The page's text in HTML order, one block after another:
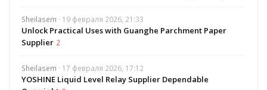
Sheilasem · 19 февраля 2026, 21:33
Unlock Practical Uses with Guanghe Parchment Paper
Supplier 2
Sheilasem · 17 февраля 2026, 17:12
YOSHINE Liquid Level Relay Supplier Dependable